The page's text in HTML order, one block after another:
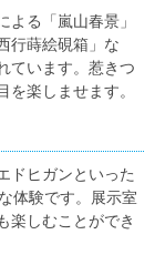
る「嵐山春景」
行蒔絵硯箱」な
ています。惹きつ
楽しませます。
ドヒガンといった
体験です。展示室
楽しむことができ